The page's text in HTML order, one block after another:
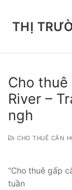
THỊ
Cho thuê
River –
ngh
CHO THUÊ CĂN
“Cho thuê gấp
tuần